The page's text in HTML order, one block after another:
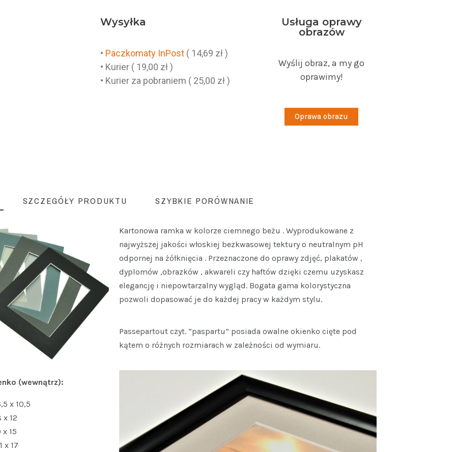
Wysyłka
• Paczkomaty InPost ( 14,69 zł )
• Kurier ( 19,00 zł )
• Kurier za pobraniem ( 25,00 zł )
Usługa oprawy
obrazów
Wyślij obraz, a my go
oprawimy!
Oprawa obrazu
SZCZEGÓŁY PRODUKTU SZYBKIE PORÓWNANIE
Kartonowa ramka w kolorze ciemnego beżu . Wyprodukowane z
najwyższej jakości włoskiej bezkwasowej tektury o neutralnym pH
odpornej na żółknięcia . Przeznaczone do oprawy zdjęć, plakatów ,
dyplomów ,obrazków , akwareli czy haftów dzięki czemu uzyskasz
elegancję i niepowtarzalny wygląd. Bogata gama kolorystyczna
pozwoli dopasować je do każdej pracy w każdym stylu.
Passepartout czyt. “paspartu” posiada owalne okienko cięte pod
kątem o różnych rozmiarach w zależności od wymiaru.
(wewnątrz):
x 10,5
x 12
x 15
x 17